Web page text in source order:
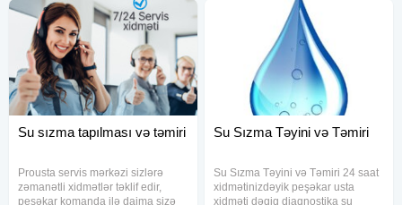
Su sızma tapılması və təmiri
Prousta servis mərkəzi sizlərə
zəmanətli xidmətlər təklif edir,
peşəkar komanda ilə daima sizə
Su Sızma Təyini və Təmiri
Su Sızma Təyini və Təmiri 24 saat
xidmətinizdəyik peşəkar usta
xidməti dəqiq diaqnostika su